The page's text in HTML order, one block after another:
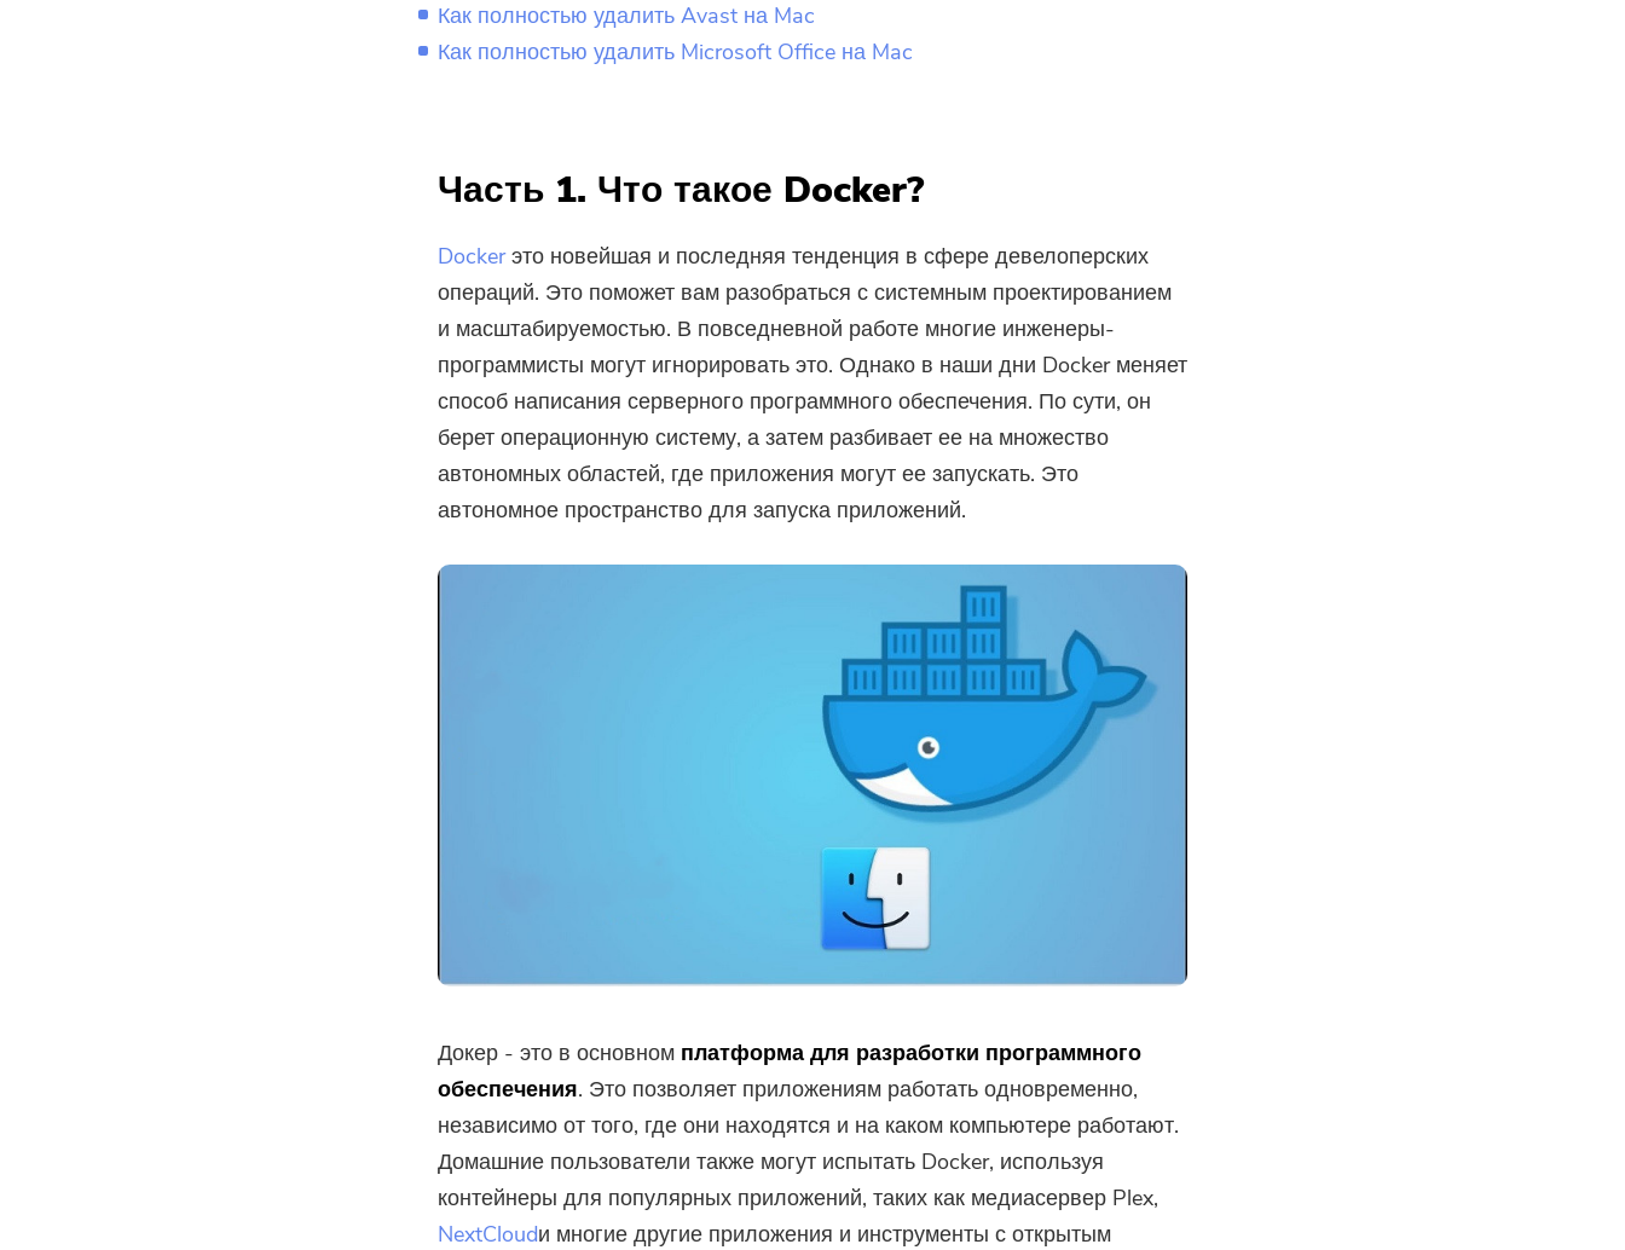
Как полностью удалить Avast на Mac
Как полностью удалить Microsoft Office на Mac
Часть 1. Что такое Docker?
Dockerэто новейшая и последняя тенденция в сфере девелоперских
операций. Это поможет вам разобраться с системным проектированием
и масштабируемостью. В повседневной работе многие инженеры-
программисты могут игнорировать это. Однако в наши дни Docker меняет
способ написания серверного программного обеспечения. По сути, он
берет операционную систему, а затем разбивает ее на множество
автономных областей, где приложения могут ее запускать. Это
автономное пространство для запуска приложений.
Докер - это в основном платформа для разработки программного
обеспечения. Это позволяет приложениям работать одновременно,
независимо от того, где они находятся и на каком компьютере работают.
Домашние пользователи также могут испытать Docker, используя
контейнеры для популярных приложений, таких как медиасервер Plex,
NextCloudи многие другие приложения и инструменты с открытым
Подпишитесь на наши лучшие
предложения и новости о
приложениях iMyMac.
Пожалуйста, введите адрес
электронной почты.